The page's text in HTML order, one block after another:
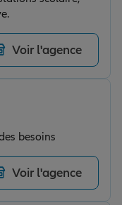
Voir l'agence
besoins
Voir l'agence